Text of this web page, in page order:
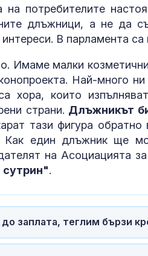
потребителите
длъжници, а не да
В парламента са
Имаме малки
Най-много
хора, които
страни. Длъжникът
тази фигура
Как един длъжник ще
на Асоциацията
сутрин".
заплата, теглим бързи